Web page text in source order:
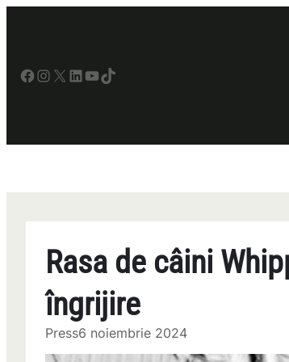
Facebook InstagramX LinkedIn YouTube TikTok
Rasa de câini
îngrijire
Press6 noiembrie 2024